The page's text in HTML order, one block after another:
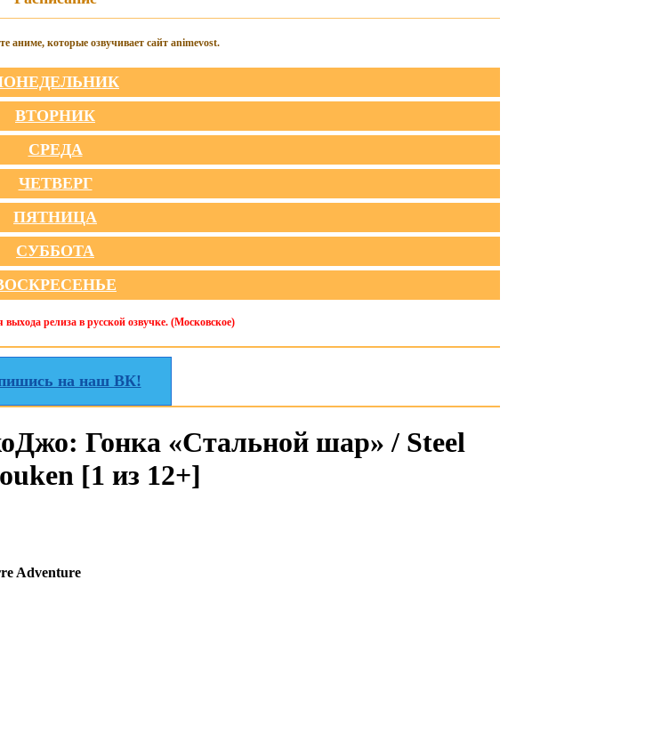
аниме, которые озвучивает сайт animevost.
ВТОРНИК
СРЕДА
ЧЕТВЕРГ
ПЯТНИЦА
СУББОТА
релиза в русской озвучке. (Московское)
на наш ВК!
Гонка «Стальной шар» / Steel
[1 из 12+]
Adventure